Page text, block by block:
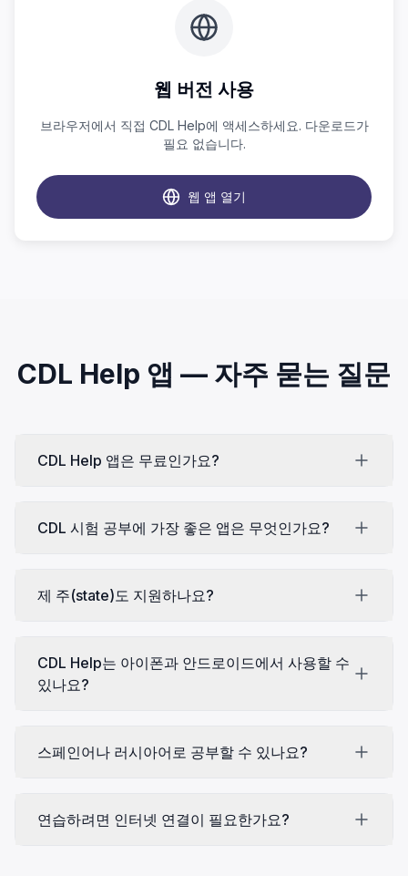
웹 버전 사용
브라우저에서 직접 CDL Help에 액세스하세요. 다운로드가
필요 없습니다.
웹 앱 열기
CDL Help 앱 — 자주 묻는 질문
CDL Help 앱은 무료인가요?
CDL 시험 공부에 가장 좋은 앱은 무엇인가요?
제 주(state)도 지원하나요?
CDL Help는 아이폰과 안드로이드에서 사용할 수
있나요?
스페인어나 러시아어로 공부할 수 있나요?
연습하려면 인터넷 연결이 필요한가요?